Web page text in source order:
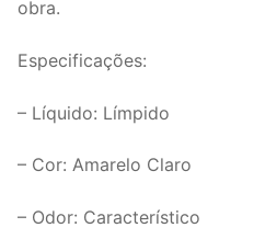
obra.
Especificações:
– Líquido: Límpido
– Cor: Amarelo Claro
– Odor: Característico